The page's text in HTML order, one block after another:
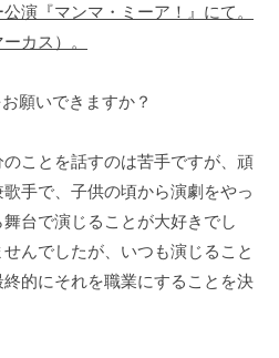
演『マンマ・ミーア！』にて。
カス）。
願いできますか？
ことを話すのは苦手ですが、頑
手で、子供の頃から演劇をやっ
台で演じることが大好きでし
んでしたが、いつも演じること
的にそれを職業にすることを決